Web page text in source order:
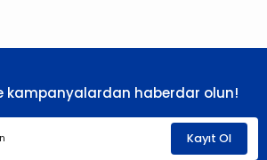
bozuk veya görüntülenemiyor.
kampanyalardan haberdar olun!
Kayıt Ol